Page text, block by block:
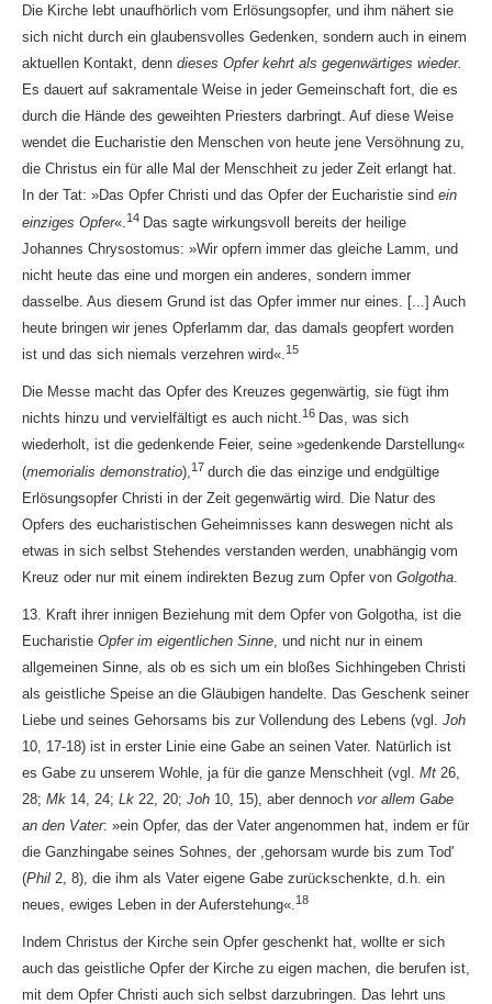
Die Kirche lebt unaufhörlich vom Erlösungsopfer, und ihm nähert sie
sich nicht durch ein glaubensvolles Gedenken, sondern auch in einem
aktuellen Kontakt, denn dieses Opfer kehrt als gegenwärtiges wieder.
Es dauert auf sakramentale Weise in jeder Gemeinschaft fort, die es
durch die Hände des geweihten Priesters darbringt. Auf diese Weise
wendet die Eucharistie den Menschen von heute jene Versöhnung zu,
die Christus ein für alle Mal der Menschheit zu jeder Zeit erlangt hat.
In der Tat: »Das Opfer Christi und das Opfer der Eucharistie sind ein
einziges Opfer«. 14 Das sagte wirkungsvoll bereits der heilige
Johannes Chrysostomus: »Wir opfern immer das gleiche Lamm, und
nicht heute das eine und morgen ein anderes, sondern immer
dasselbe. Aus diesem Grund ist das Opfer immer nur eines. [...] Auch
heute bringen wir jenes Opferlamm dar, das damals geopfert worden
ist und das sich niemals verzehren wird«. 15
Die Messe macht das Opfer des Kreuzes gegenwärtig, sie fügt ihm
nichts hinzu und vervielfältigt es auch nicht.16 Das, was sich
wiederholt, ist die gedenkende Feier, seine »gedenkende Darstellung«
(memorialis demonstratio), 17 durch die das einzige und endgültige
Erlösungsopfer Christi in der Zeit gegenwärtig wird. Die Natur des
Opfers des eucharistischen Geheimnisses kann deswegen nicht als
etwas in sich selbst Stehendes verstanden werden, unabhängig vom
Kreuz oder nur mit einem indirekten Bezug zum Opfer von Golgotha
13. Kraft ihrer innigen Beziehung mit dem Opfer von Golgotha, ist die
Eucharistie Opfer im eigentlichen Sinne , und nicht nur in einem
allgemeinen Sinne, als ob es sich um ein bloßes Sichhingeben Christi
als geistliche Speise an die Gläubigen handelte. Das Geschenk seiner
Liebe und seines Gehorsams bis zur Vollendung des Lebens (vgl. Joh
10, 17-18) ist in erster Linie eine Gabe an seinen Vater. Natürlich ist
es Gabe zu unserem Wohle, ja für die ganze Menschheit (vgl. Mt 26,
28; Mk 14, 24; Lk 22, 20; Joh 10, 15), aber dennoch vor allem Gabe
an den Vater: »ein Opfer, das der Vater angenommen hat, indem er für
die Ganzhingabe seines Sohnes, der ,gehorsam wurde bis zum Tod'
(Phil 2, 8), die ihm als Vater eigene Gabe zurückschenkte, d.h. ein
neues, ewiges Leben in der Auferstehung«. 18
Indem Christus der Kirche sein Opfer geschenkt hat, wollte er sich
auch das geistliche Opfer der Kirche zu eigen machen, die berufen ist,
mit dem Opfer Christi auch sich selbst darzubringen. Das lehrt uns